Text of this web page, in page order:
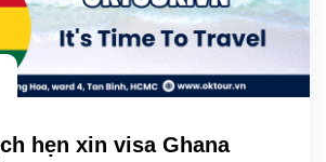
hẹn xin visa Ghana